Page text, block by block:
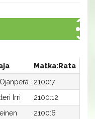
Matka:Rata
2100:7
Irri 2100:12
2100:6